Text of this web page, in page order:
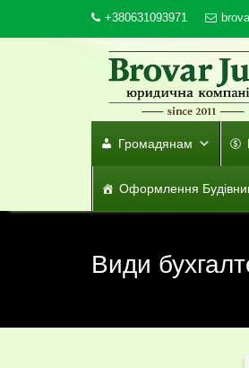
+380631093971
Громадянам
Оформлення
Види